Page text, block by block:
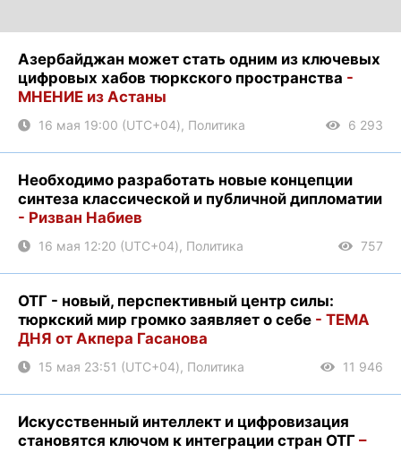
Азербайджан может стать одним из ключевых
цифровых хабов тюркского пространства -
МНЕНИЕ из Астаны
16 мая 19:00 (UTC+04), Политика 6 293
Необходимо разработать новые концепции
синтеза классической и публичной дипломатии
- Ризван Набиев
16 мая 12:20 (UTC+04), Политика 757
ОТГ - новый, перспективный центр силы:
тюркский мир громко заявляет о себе - ТЕМА
ДНЯ от Акпера Гасанова
15 мая 23:51 (UTC+04), Политика 11 946
Искусственный интеллект и цифровизация
становятся ключом к интеграции стран ОТГ –